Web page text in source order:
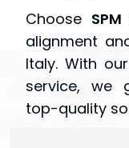
Choose
alignment
Italy. With
service, we
top-quality